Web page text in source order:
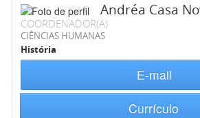
Andréa Casa
COORDENADOR(A)
CIÊNCIAS HUMANAS
História
E-mail
Currículo